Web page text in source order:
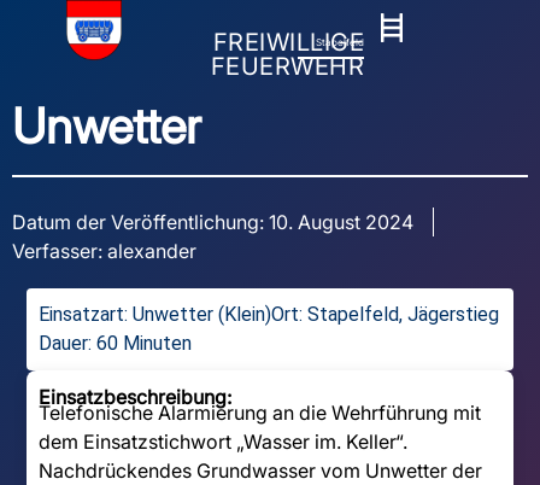
FREIWILLIGE
FEUERWEHR
Stapelfeld
Unwetter
Datum der Veröffentlichung: 10. August 2024
Verfasser: alexander
Einsatzart: Unwetter (Klein)Ort: Stapelfeld, Jägerstieg
Dauer: 60 Minuten
Einsatzbeschreibung:
Telefonische Alarmierung an die Wehrführung mit
dem Einsatzstichwort „Wasser im. Keller“.
Nachdrückendes Grundwasser vom Unwetter der